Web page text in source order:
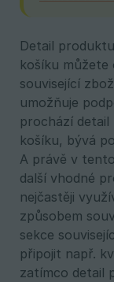
Detail
košíku
související
umožňuje
prochází
košíku, bývá
A právě v
další vhodné
nejčastěji
způsobem
sekce
připojit např.
zatímco detail